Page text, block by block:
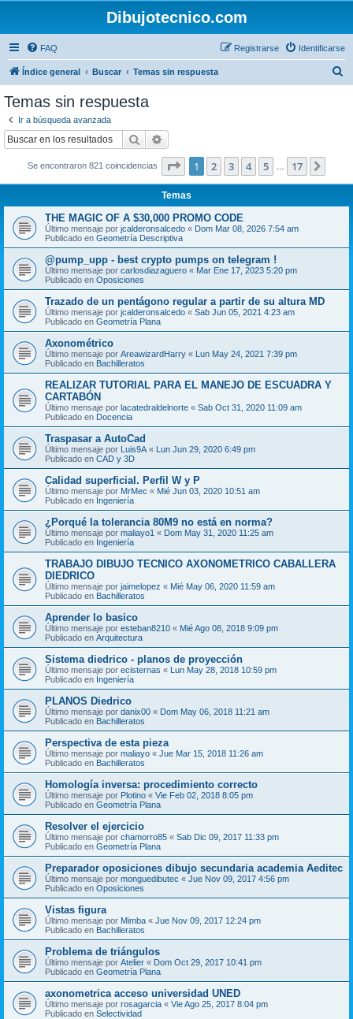
Dibujotecnico.com
FAQ Identificarse
Registrarse
Índice general Buscar Temas sin respuesta
Temas sin respuesta
Ir a búsqueda avanzada
Buscar
Se encontraron 821 coincidencias Página de 17
1 2 3 4 5 17
Temas
THE MAGIC OF A $30,000 PROMO CODE
Último mensaje por jcalderonsalcedo « Dom Mar 08, 2026 7:54 am
Publicado en Geometría Descriptiva
@pump_upp - best crypto pumps on telegram !
Último mensaje por carlosdiazaguero « Mar Ene 17, 2023 5:20 pm
Publicado en Oposiciones
Trazado de un pentágono regular a partir de su altura MD
Último mensaje por jcalderonsalcedo « Sab Jun 05, 2021 4:23 am
Publicado en Geometría Plana
Axonométrico
Último mensaje por AreawizardHarry « Lun May 24, 2021 7:39 pm
Publicado en Bachilleratos
REALIZAR TUTORIAL PARA EL MANEJO DE ESCUADRA Y
CARTABÓN
Último mensaje por lacatedraldelnorte « Sab Oct 31, 2020 11:09 am
Publicado en Docencia
Traspasar a AutoCad
Último mensaje por Luis9A « Lun Jun 29, 2020 6:49 pm
Publicado en CAD y 3D
Calidad superficial. Perfil W y P
Último mensaje por MrMec « Mié Jun 03, 2020 10:51 am
Publicado en Ingeniería
¿Porqué la tolerancia 80M9 no está en norma?
Último mensaje por maliayo1 « Dom May 31, 2020 11:25 am
Publicado en Ingeniería
TRABAJO DIBUJO TECNICO AXONOMETRICO CABALLERA
DIEDRICO
Último mensaje por jaimelopez « Mié May 06, 2020 11:59 am
Publicado en Bachilleratos
Aprender lo basico
Último mensaje por esteban8210 « Mié Ago 08, 2018 9:09 pm
Publicado en Arquitectura
Sistema diedrico - planos de proyección
Último mensaje por ecisternas « Lun May 28, 2018 10:59 pm
Publicado en Ingeniería
PLANOS Diedrico
Último mensaje por danix00 « Dom May 06, 2018 11:21 am
Publicado en Bachilleratos
Perspectiva de esta pieza
Último mensaje por maliayo « Jue Mar 15, 2018 11:26 am
Publicado en Bachilleratos
Homología inversa: procedimiento correcto
Último mensaje por Plotino « Vie Feb 02, 2018 8:05 pm
Publicado en Geometría Plana
Resolver el ejercicio
Último mensaje por chamorro85 « Sab Dic 09, 2017 11:33 pm
Publicado en Geometría Plana
Preparador oposiciones dibujo secundaria academia Aeditec
Último mensaje por monguedibutec « Jue Nov 09, 2017 4:56 pm
Publicado en Oposiciones
Vistas figura
Último mensaje por Mimba « Jue Nov 09, 2017 12:24 pm
Publicado en Bachilleratos
Problema de triángulos
Último mensaje por Atelier « Dom Oct 29, 2017 10:41 pm
Publicado en Geometría Plana
axonometrica acceso universidad UNED
Último mensaje por rosagarcia « Vie Ago 25, 2017 8:04 pm
Publicado en Selectividad